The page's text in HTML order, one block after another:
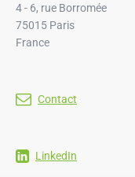
4 - 6, rue Borromée
75015 Paris
France
Contact
LinkedIn